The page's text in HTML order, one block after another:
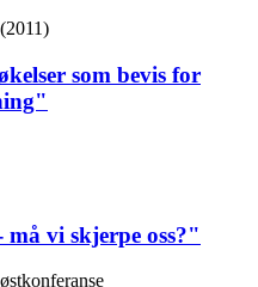
som bevis for
vi skjerpe oss?"